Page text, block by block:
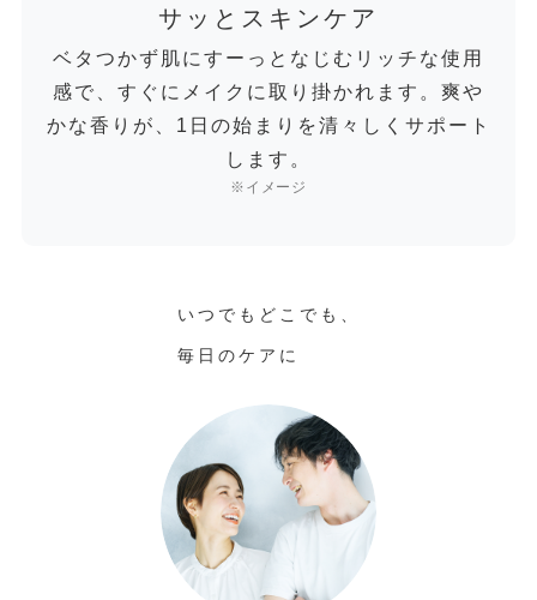
サッとスキンケア
ベタつかず肌にすーっとなじむリッチな使用
感で、すぐにメイクに取り掛かれます。爽や
かな香りが、1日の始まりを清々しくサポート
します。
※イメージ
いつでもどこでも、
毎日のケアに